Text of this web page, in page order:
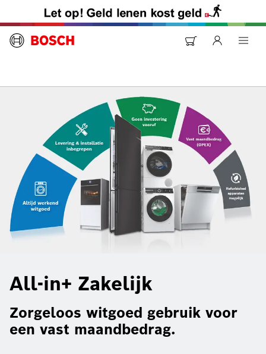
All-in+ Zakelijk
Zorgeloos witgoed gebruik voor
een vast maandbedrag.